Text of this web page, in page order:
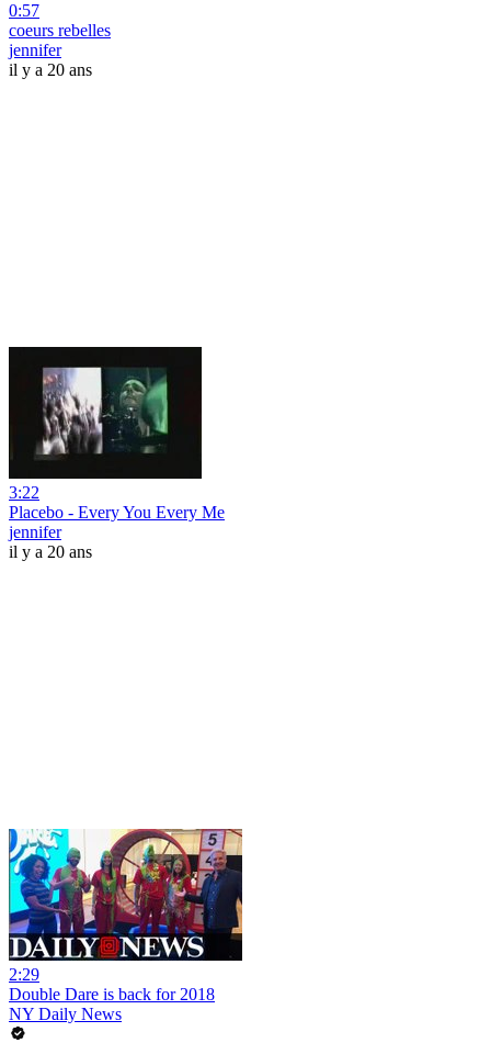
0:57
coeurs rebelles
jennifer
il y a 20 ans
3:22
Placebo - Every You Every Me
jennifer
il y a 20 ans
2:29
Double Dare is back for 2018
NY Daily News